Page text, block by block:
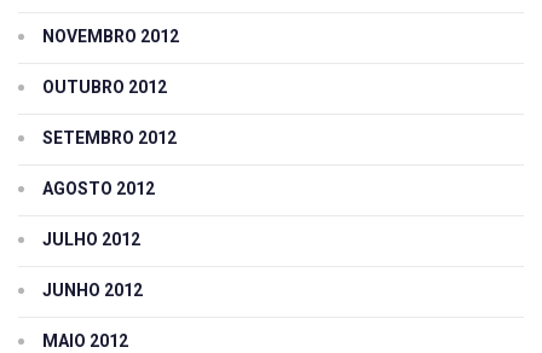
NOVEMBRO 2012
OUTUBRO 2012
SETEMBRO 2012
AGOSTO 2012
JULHO 2012
JUNHO 2012
MAIO 2012